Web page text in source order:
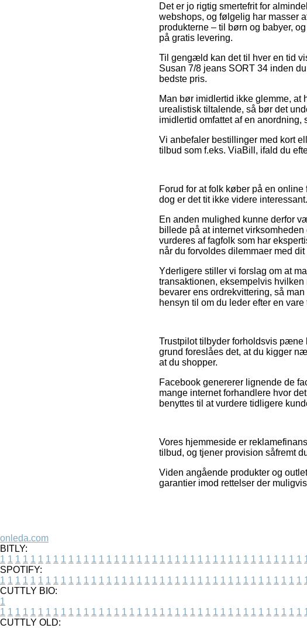
Det er jo rigtig smertefrit for
webshops, og følgelig har masser
produkterne – til børn og babyer,
på gratis levering.
Til gengæld kan det til hver en tid
Susan 7/8 jeans SORT 34 inden
bedste pris.
Man bør imidlertid ikke glemme, at
urealistisk tiltalende, så bør det
imidlertid omfattet af en
Vi anbefaler bestillinger med kort
tilbud som f.eks. ViaBill, ifald du
Forud for at folk køber på en
dog er det tit ikke videre interessant.
En anden mulighed kunne derfor
billede på at internet
vurderes af fagfolk som har
når du forvoldes dilemmaer med dit
Yderligere stiller vi forslag om at
transaktionen, eksempelvis
bevarer ens ordrekvittering, så
hensyn til om du leder efter en
Trustpilot tilbyder forholdsvis pæne
grund foreslåes det, at du kigger
at du shopper.
Facebook genererer lignende de
mange internet forhandlere hvor
benyttes til at vurdere tidligere
Vores hjemmeside er
tilbud, og tjener provision såfremt
Viden angående produkter og
garantier imod rettelser der
onleda.com
BITLY:
1 1 1 1 1 1 1 1 1 1 1 1 1 1 1 1 1 1 1 1 1 1 1 1 1 1 1 1 1 1 1 1 1 1 1 1 1 1 1 1
SPOTIFY:
1 1 1 1 1 1 1 1 1 1 1 1 1 1 1 1 1 1 1 1 1 1 1 1 1 1 1 1 1 1 1 1 1 1 1 1 1 1 1 1
CUTTLY BIO:
1
1 1 1 1 1 1 1 1 1 1 1 1 1 1 1 1 1 1 1 1 1 1 1 1 1 1 1 1 1 1 1 1 1 1 1 1 1 1 1 1
CUTTLY OLD: